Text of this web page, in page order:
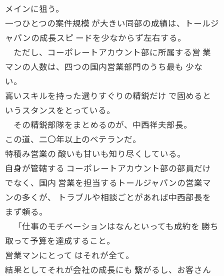
メインに狙う。
一つひとつの案件規模 が大きい同部の成績は、トールジ
ャパンの成長スピ ードを少なからず左右する。
ただし、コーポレートアカウント部に所属する営 業
マンの人数は、四つの国内営業部門のうち最も 少な
い。
高いスキルを持った選りすぐりの精鋭だけ で固めると
いうスタンスをとっている。
その精鋭部隊をまとめるのが、中西祥夫部長。
この道、二〇年以上のベテランだ。
特積み営業の 酸いも甘いも知り尽くしている。
自身が管轄する コーポレートアカウント部の部員だけ
でなく、国内 営業を担当するトールジャパンの営業マ
ンの多くが、 トラブルや相談ごとがあれば中西部長を
まず頼る。
「仕事のモチベーションはなんといっても成約を 勝ち
取って予算を達成すること。
営業マンにとって はそれが全て。
結果としてそれが会社の成長にも 繋がるし、お客さん